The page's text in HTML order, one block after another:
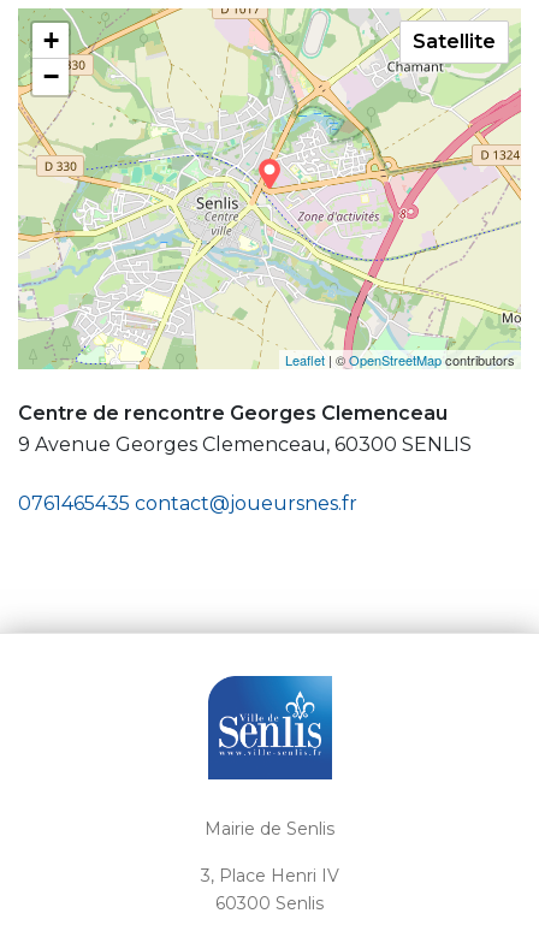
+
−
Leaflet | ©OpenStreetMapcontributors
Satellite
Centre de rencontre Georges Clemenceau
9 Avenue Georges Clemenceau, 60300 SENLIS
0761465435 contact@joueursnes.fr
Mairie de Senlis
3, Place Henri IV
60300 Senlis